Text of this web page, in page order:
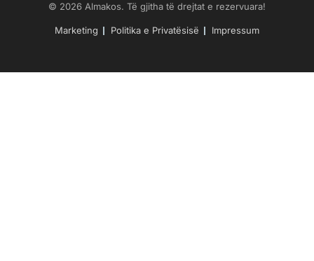
© 2026 Almakos. Të gjitha të drejtat e rezervuara!
Marketing Politika e Privatësisë Impressum